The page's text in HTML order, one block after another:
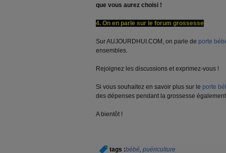
que vous aurez choisi !
4. On en parle sur le forum grossesse
Sur AUJOURDHUI.COM, on parle de porte
ensembles.
Rejoignez les discussions et exprimez-vous !
Si vous souhaitez en savoir plus sur le porte
des dépenses pendant la grossesse
A bientôt !
tags :bébé, puériculture